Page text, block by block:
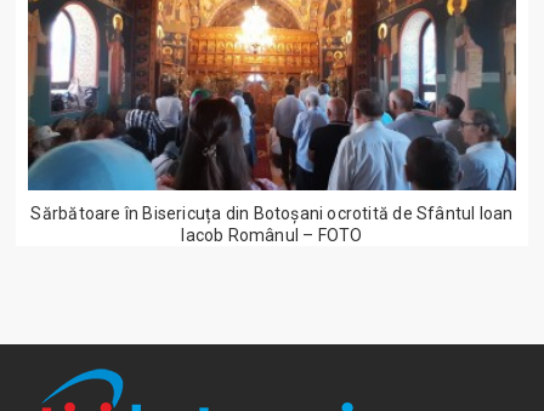
Sărbătoare în Bisericuța din Botoșani ocrotită de Sfântul Ioan
Iacob Românul – FOTO